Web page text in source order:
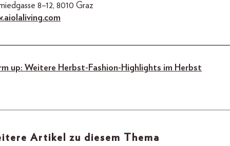
8–12, 8010 Graz
.aiolaliving.com
up: Weitere Herbst-Fashion-Highlights im Herbst
Artikel zu diesem Thema